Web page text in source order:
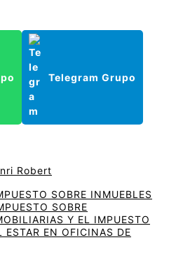
Telegram Grupo
Robert
SOBRE INMUEBLES
SOBRE
Y EL IMPUESTO
ESTAR EN OFICINAS DE